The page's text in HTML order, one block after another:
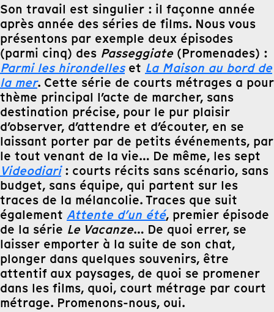
Son travail est singulier : il façonne année
après année des séries de films. Nous vous
présentons par exemple deux épisodes
(parmi cinq) des Passeggiate(Promenades) :
Parmi les hirondelleset La Maison au bord de
la mer. Cette série de courts métrages a pour
thème principal l’acte de marcher, sans
destination précise, pour le pur plaisir
d’observer, d’attendre et d’écouter, en se
laissant porter par de petits événements, par
le tout venant de la vie… De même, les sept
Videodiari : courts récits sans scénario, sans
budget, sans équipe, qui partent sur les
traces de la mélancolie. Traces que suit
également Attente d’un été, premier épisode
de la série Le Vacanze… De quoi errer, se
laisser emporter à la suite de son chat,
plonger dans quelques souvenirs, être
attentif aux paysages, de quoi se promener
dans les films, quoi, court métrage par court
métrage. Promenons-nous, oui.